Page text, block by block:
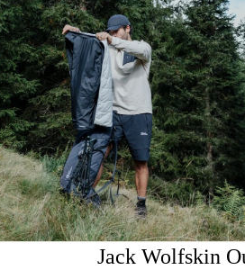
Jack Wolfskin